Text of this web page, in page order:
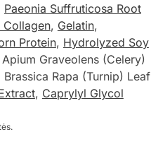
Paeonia Suffruticosa Root
, Gelatin,
Protein, Hydrolyzed Soy
Graveolens (Celery)
Brassica Rapa (Turnip) Leaf
, Caprylyl Glycol